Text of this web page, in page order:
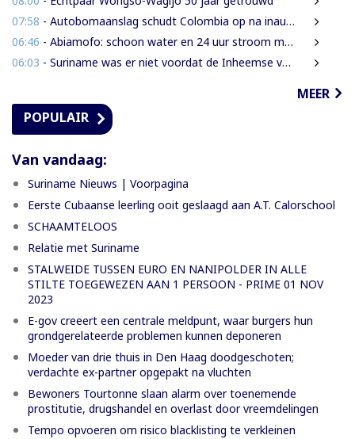
07:58 - Autobomaanslag schudt Colombia op na inauguratie van hardline president
06:46 - Abiamofo: schoon water en 24 uur stroom moeten ook afgelegen dorpen bereiken
06:03 - Suriname was er niet voordat de Inheemse volken er waren
MEER
POPULAIR
Van vandaag:
Suriname Nieuws | Voorpagina
Eerste Cubaanse leerling ooit geslaagd aan A.T. Calorschool
SCHAAMTELOOS
Relatie met Suriname
STALWEIDE TUSSEN EURO EN NANIPOLDER IN ALLE
STILTE TOEGEWEZEN AAN 1 PERSOON - PRIME 01 NOV
2023
E-gov creeert een centrale meldpunt, waar burgers hun
grondgerelateerde problemen kunnen deponeren
Moeder van drie thuis in Den Haag doodgeschoten;
verdachte ex-partner opgepakt na vluchten
Bewoners Tourtonne slaan alarm over toenemende
prostitutie, drugshandel en overlast door vreemdelingen
Tempo opvoeren om risico blacklisting te verkleinen